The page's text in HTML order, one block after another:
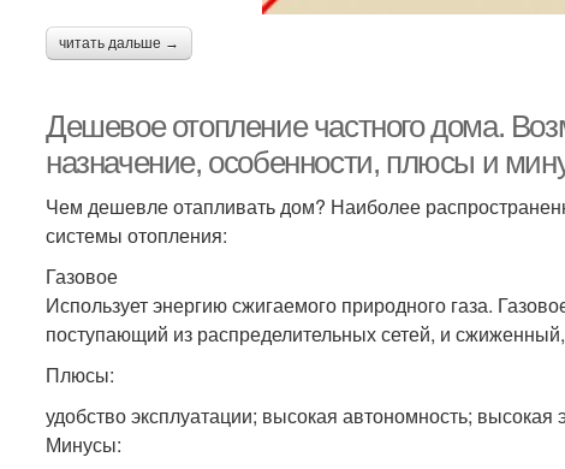
читать дальше →
Дешевое отопление частного дома.
назначение, особенности, плюсы и
Чем дешевле отапливать дом? Наиболее
системы отопления:
Газовое
Использует энергию сжигаемого природного газа.
поступающий из распределительных сетей, и
Плюсы:
удобство эксплуатации; высокая автономность;
Минусы: